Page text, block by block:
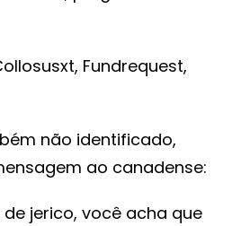
Fundrequest,
não identificado,
ao canadense:
jerico, você acha que